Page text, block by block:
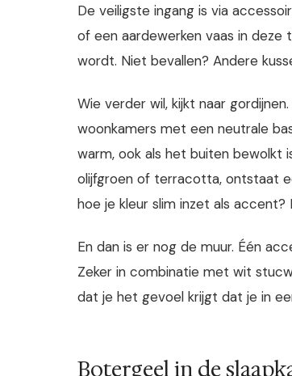
De veiligste ingang is via
of een aardewerken vaas in
wordt. Niet bevallen? Andere
Wie verder wil, kijkt naar
woonkamers met een neutrale
warm, ook als het buiten bewolkt
olijfgroen of terracotta, ontstaat
hoe je kleur slim inzet als accent?
En dan is er nog de muur. Één
Zeker in combinatie met wit
dat je het gevoel krijgt dat je in
Botergeel in de